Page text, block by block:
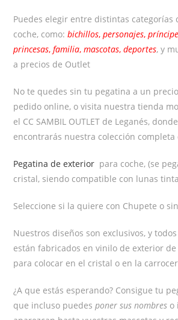
Puedes elegir entre distintas categorías
coche, como:bichillos,personajes,
princesas,familia,mascotas,deportes, y
a precios de Outlet
No te quedes sin tu pegatina a un
pedido online, o visita nuestra tienda
el CC SAMBIL OUTLET de Leganés, donde
encontrarás nuestra colección completa
Pegatina de exterior para coche, (se
cristal, siendo compatible con lunas
Seleccione si la quiere con Chupete o
Nuestros diseños son exclusivos, y
están fabricados en vinilo de exterior
para colocar en el cristal o en la
¿A que estás esperando? Consigue tu
que incluso puedesponer sus nombres o